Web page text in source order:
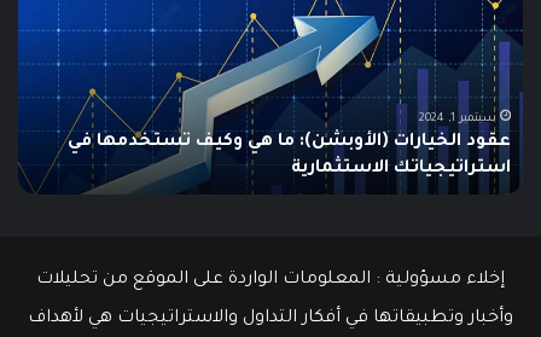
Swing
دليلك
الشامل
للمبتدئين
يونيو 10, 2025
ما هو الـ Swing Trading؟ دليلك الشامل للمبتدئين
إخلاء مسؤولية : المعلومات الواردة على الموقع من تحليلات
وأخبار وتطبيقاتها في أفكار التداول والاستراتيجيات هي لأهداف